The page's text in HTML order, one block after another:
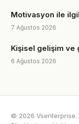
Motivasyon ile
7 Ağustos 2026
Kişisel gelişim ve
6 Ağustos 2026
© 2026 Vsenterprise.